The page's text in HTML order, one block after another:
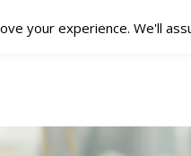
your experience. We'll